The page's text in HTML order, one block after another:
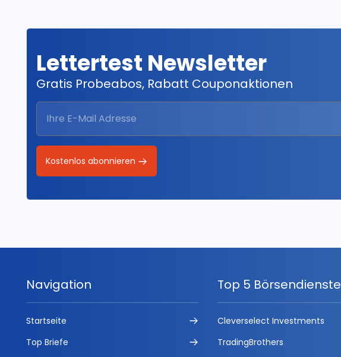
Lettertest Newsletter
Gratis Probeabos, Rabatt Couponaktionen
Kostenlos abonnieren
Navigation
Startseite
Top Briefe
Top 5 Börsendienste
Cleverselect Investments
TradingBrothers